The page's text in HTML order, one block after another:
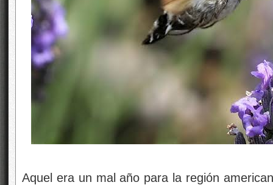
Aquel era un mal año para la región